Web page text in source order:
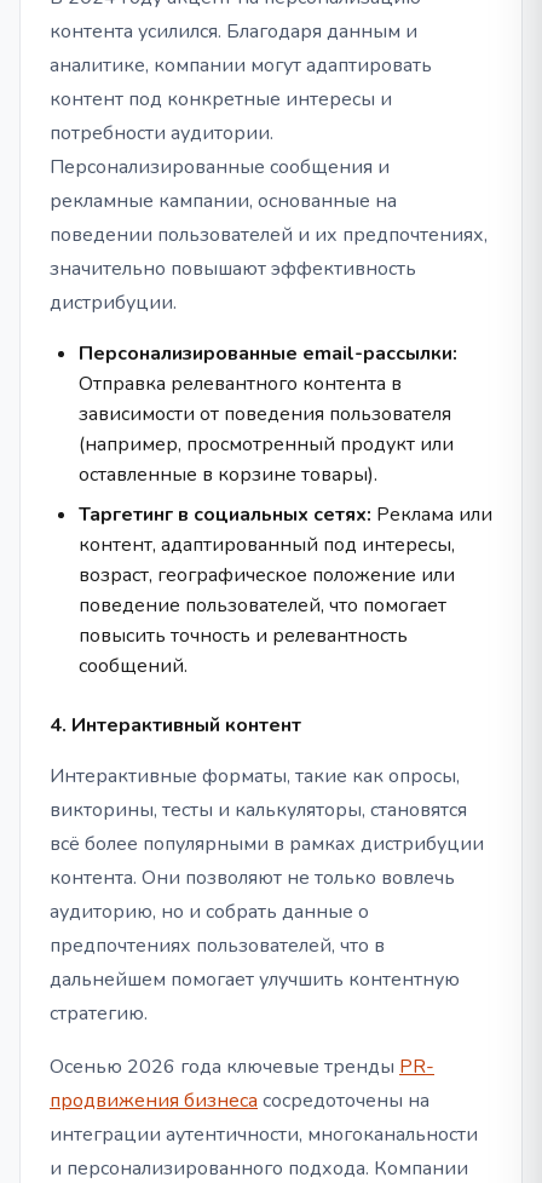
контента усилился. Благодаря данным и
аналитике, компании могут адаптировать
контент под конкретные интересы и
потребности аудитории.
Персонализированные сообщения и
рекламные кампании, основанные на
поведении пользователей и их предпочтениях,
значительно повышают эффективность
дистрибуции.
Персонализированные email-рассылки:
Отправка релевантного контента в
зависимости от поведения пользователя
(например, просмотренный продукт или
оставленные в корзине товары).
Таргетинг в социальных сетях: Реклама или
контент, адаптированный под интересы,
возраст, географическое положение или
поведение пользователей, что помогает
повысить точность и релевантность
сообщений.
4. Интерактивный контент
Интерактивные форматы, такие как опросы,
викторины, тесты и калькуляторы, становятся
всё более популярными в рамках дистрибуции
контента. Они позволяют не только вовлечь
аудиторию, но и собрать данные о
предпочтениях пользователей, что в
дальнейшем помогает улучшить контентную
стратегию.
Осенью 2026 года ключевые тренды PR-
продвижения бизнеса сосредоточены на
интеграции аутентичности, многоканальности
и персонализированного подхода. Компании